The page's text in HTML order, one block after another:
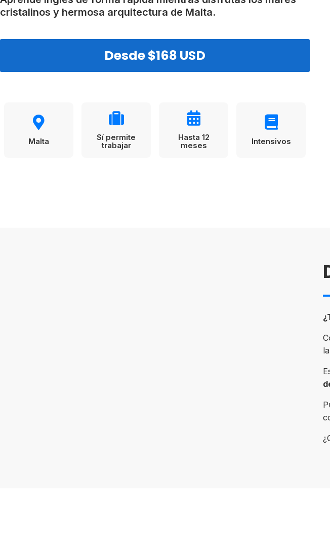
Working Holidays
Malta
VER TODAS LAS EXPERIENCIAS Estudia Business en
cristalinos y hermosa arquitectura de Malta.
Desde $168 USD
Malta
Sí permite
trabajar
Hasta 12
meses
Intensivos